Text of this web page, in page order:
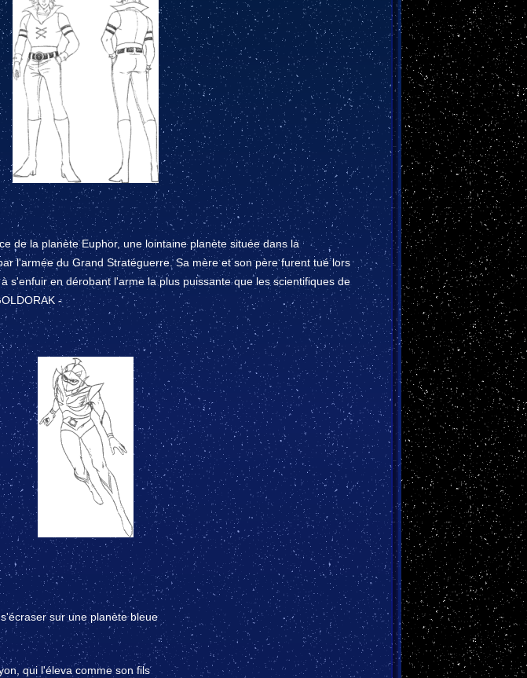
de la planète Euphor, une lointaine planète située dans la
l'armée du Grand Stratéguerre. Sa mère et son père furent tué lors
s'enfuir en dérobant l'arme la plus puissante que les scientifiques de
-
sur une planète bleue
qui l'éleva comme son fils